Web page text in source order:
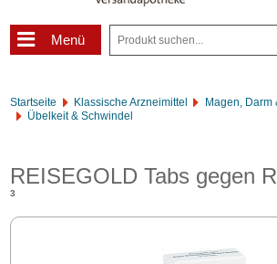
Menü
Startseite Klassische Arzneimittel
Magen, Darm
Übelkeit & Schwindel
REISEGOLD Tabs gegen
3